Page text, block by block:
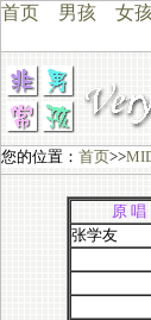
首页 男孩 女
您的位置： 首页>>
原 唱
张学友